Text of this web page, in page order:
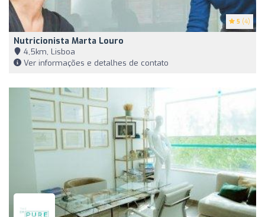
5 (4)
Nutricionista Marta Louro
4,5km, Lisboa
Ver informações e detalhes de contato